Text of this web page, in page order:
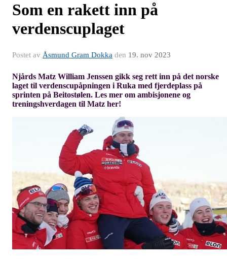
Som en rakett inn på
verdenscuplaget
Postet av Åsmund Gram Dokka den 19. nov 2023
Njårds Matz William Jenssen gikk seg rett inn på det norske
laget til verdenscupåpningen i Ruka med fjerdeplass på
sprinten på Beitostølen. Les mer om ambisjonene og
treningshverdagen til Matz her!